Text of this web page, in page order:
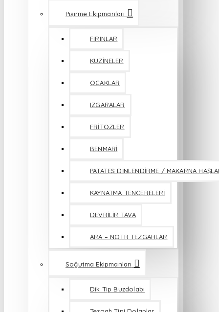
Pişirme Ekipmanları
FIRINLAR
KUZİNELER
OCAKLAR
IZGARALAR
FRİTÖZLER
BENMARİ
PATATES DİNLENDİRME / MAKARNA
KAYNATMA TENCERELERİ
DEVRİLİR TAVA
ARA – NÖTR TEZGAHLAR
Soğutma Ekipmanları
Dik Tip Buzdolabı